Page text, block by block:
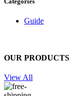
Guide
OUR PRODUCTS
View All